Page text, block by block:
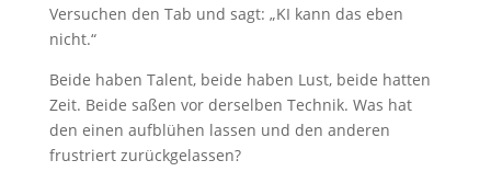
Versuchen den Tab und sagt: „KI kann das eben
nicht.“
Beide haben Talent, beide haben Lust, beide hatten
Zeit. Beide saßen vor derselben Technik. Was hat
den einen aufblühen lassen und den anderen
frustriert zurückgelassen?